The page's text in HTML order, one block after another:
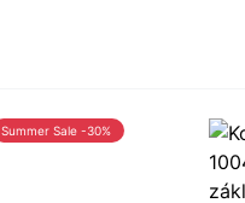
Summer Sale -30%